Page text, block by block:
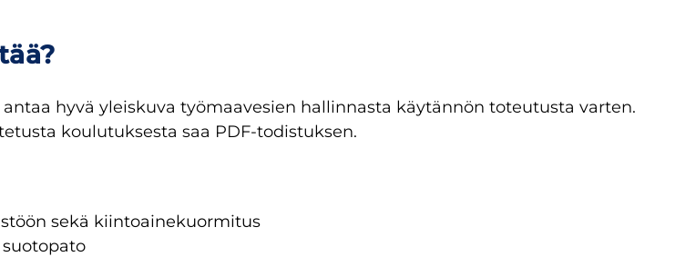
hyvä yleiskuva työmaavesien hallinnasta käytännön toteutusta varten.
koulutuksesta saa PDF-todistuksen.
sekä kiintoainekuormitus